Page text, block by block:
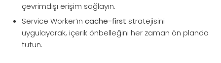
çevrimdışı erişim sağlayın.
Service Worker’ın cache-first stratejisini
uygulayarak, içerik önbelleğini her zaman ön planda
tutun.